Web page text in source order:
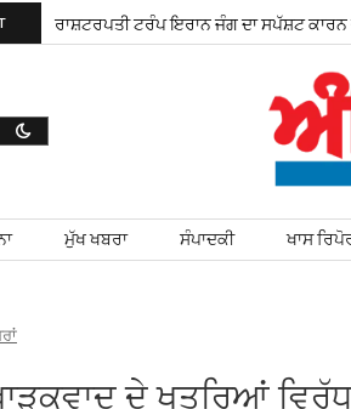
ਰਾਸ਼ਟਰਪਤੀ ਟਰੰਪ ਇਰਾਨ ਜੰਗ ਦਾ ਸਪੱਸ਼ਟ ਕਾਰਨ
ਮੁੱਖ ਖਬਰਾ ਸੰਪਾਦਕੀ ਖਾਸ
ਦੇ ਖਤਰਿਆਂ